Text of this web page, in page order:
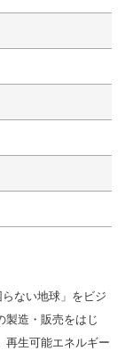
ない地球」をビジ
製造・販売をはじ
再生可能エネルギー